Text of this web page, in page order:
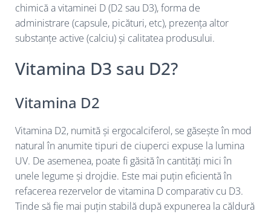
chimică a vitaminei D (D2 sau D3), forma de
administrare (capsule, picături, etc), prezența altor
substanțe active (calciu) și calitatea produsului.
Vitamina D3 sau D2?
Vitamina D2
Vitamina D2, numită și ergocalciferol, se găsește în mod
natural în anumite tipuri de ciuperci expuse la lumina
UV. De asemenea, poate fi găsită în cantități mici în
unele legume și drojdie. Este mai puțin eficientă în
refacerea rezervelor de vitamina D comparativ cu D3.
Tinde să fie mai puțin stabilă după expunerea la căldură